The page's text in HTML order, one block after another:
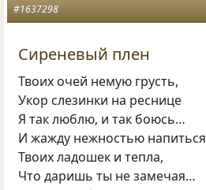
#1637298
Сиреневый плен
Твоих очей немую грусть,
Укор слезинки на реснице
Я так люблю, и так боюсь…
И жажду нежностью напиться
Твоих ладошек и тепла,
Что даришь ты не замечая…